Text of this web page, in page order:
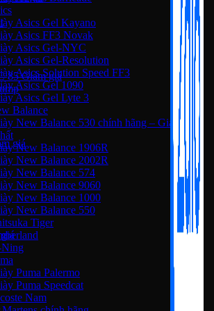
85
Asics Gel Kayano
Asics FF3 Novak
Asics Gel-NYC
Asics Gel-Resolution
Asics Solution Speed FF3
Asics Gel 1090
Asics Gel Lyte 3
Balance
New Balance 530 chính hãng – Giá Tốt
New Balance 1906R
New Balance 2002R
New Balance 574
New Balance 9060
New Balance 1000
New Balance 550
Tiger
Puma Palermo
Puma Speedcat
Nam